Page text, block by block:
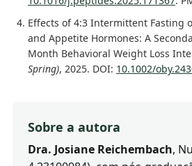
Effects of 4:3 Intermittent Fasting
and Appetite Hormones: A
Month Behavioral Weight Loss
Spring), 2025. DOI: 10.1002/
Sobre a autora
Dra. Josiane Reichembach,